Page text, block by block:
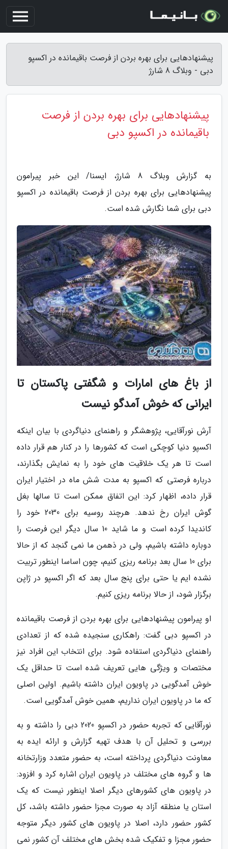
پیشنهادهایی برای بهره بردن از فرصت باقیمانده در اکسپو
دبی - وبلاگ 8 شارژ
پیشنهادهایی برای بهره بردن از فرصت
باقیمانده در اکسپو دبی
به گزارش وبلاگ 8 شارژ، ایسنا/ این خبر پیرامون
پیشنهادهایی برای بهره بردن از فرصت باقیمانده در اکسپو
دبی برای شما نگارش شده است.
از باغ های امارات و شگفتی پاکستان تا
ایرانی که خوش آمدگو نیست
آرش نورآقایی، پژوهشگر و راهنمای دنیاگردی با بیان اینکه
اکسپو دنیا کوچکی است که کشورها را در کنار هم قرار داده
است تا هر یک خلاقیت های خود را به نمایش بگذارند،
درباره فرصتی که اکسپو به مدت شش ماه در اختیار ایران
قرار داده، اظهار کرد: این اتفاق ممکن است تا سالها بغل
گوش ایران رخ ندهد. هرچند روسیه برای 2030 خود را
کاندیدا کرده است و ما شاید 10 سال دیگر این فرصت را
دوباره داشته باشیم، ولی در ذهمن ما نمی گنجد که از حالا
برای 10 سال بعد برنامه ریزی کنیم، چون اساسا اینطور تربیت
نشده ایم یا حتی برای پنج سال بعد که اگر اکسپو در ژاپن
برگزار شود، از حالا برنامه ریزی کنیم.
او پیرامون پیشنهادهایی برای بهره بردن از فرصت باقیمانده
در اکسپو دبی گفت: راهکاری سنجیده شده که از تعدادی
راهنمای دنیاگردی استفاده شود. برای انتخاب این افراد نیز
مختصات و ویژگی هایی تعریف شده است تا حداقل یک
خوش آمدگویی در پاویون ایران داشته باشیم. اولین اصلی
که ما در پاویون ایران نداریم، همین خوش آمدگویی است.
نورآقایی که تجربه حضور در اکسپو 2020 دبی را داشته و به
بررسی و تحلیل آن با هدف تهیه گزارش و ارائه ایده به
معاونت دنیاگردی پرداخته است، به حضور متعدد وزارتخانه
ها و گروه های مختلف در پاویون ایران اشاره کرد و افزود:
در پاویون های کشورهای دیگر اصلا اینطور نیست که یک
استان یا منطقه آزاد به صورت مجزا حضور داشته باشد، کل
کشور حضور دارد، اصلا در پاویون های کشور دیگر متوجه
حضور مجزا و تفکیک شده بخش های مختلف آن کشور نمی